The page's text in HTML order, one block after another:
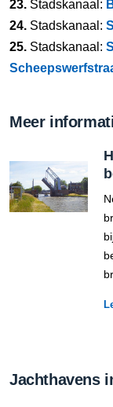
23. Stadskanaal:
24. Stadskanaal:
25. Stadskanaal:
Meer
Jachthavens